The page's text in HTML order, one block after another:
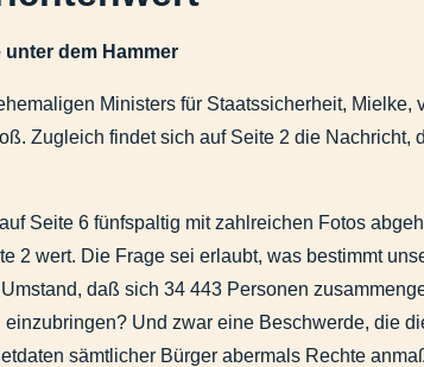
unter dem Hammer
Ministers für Staatssicherheit, Mielke,
Zugleich findet sich auf Seite 2 die Nachricht,
Seite 6 fünfspaltig mit zahlreichen Fotos
2 wert. Die Frage sei erlaubt, was bestimmt
daß sich 34 443 Personen
Und zwar eine Beschwerde, die
sämtlicher Bürger abermals Rechte